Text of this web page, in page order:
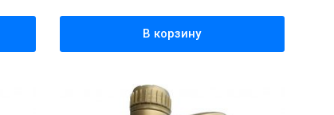
В корзину